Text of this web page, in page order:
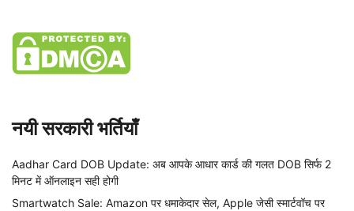
नयी सरकारी भर्तियाँ
Aadhar Card DOB Update: अब आपके आधार कार्ड की गलत DOB सिर्फ 2
मिनट में ऑनलाइन सही होगी
Smartwatch Sale: Amazon पर धमाकेदार सेल, Apple जेसी स्मार्टवॉच पर